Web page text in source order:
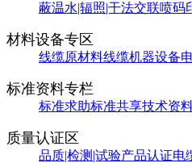
蔽温水|辐照|干法交联喷码
材料设备专区
线缆原材料线缆机器设备
标准资料专栏
标准求助标准共享技术资
质量认证区
品质|检测|试验产品认证电